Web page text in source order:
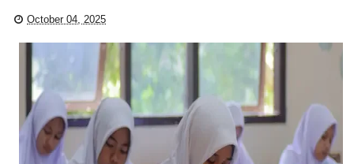
October 04, 2025